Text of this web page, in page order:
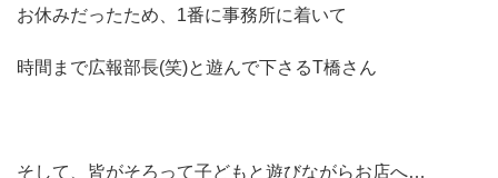
お休みだったため、1番に事務所に着いて
時間まで広報部長(笑)と遊んで下さるT橋さん
そして、皆がそろって子どもと遊びながらお店へ…